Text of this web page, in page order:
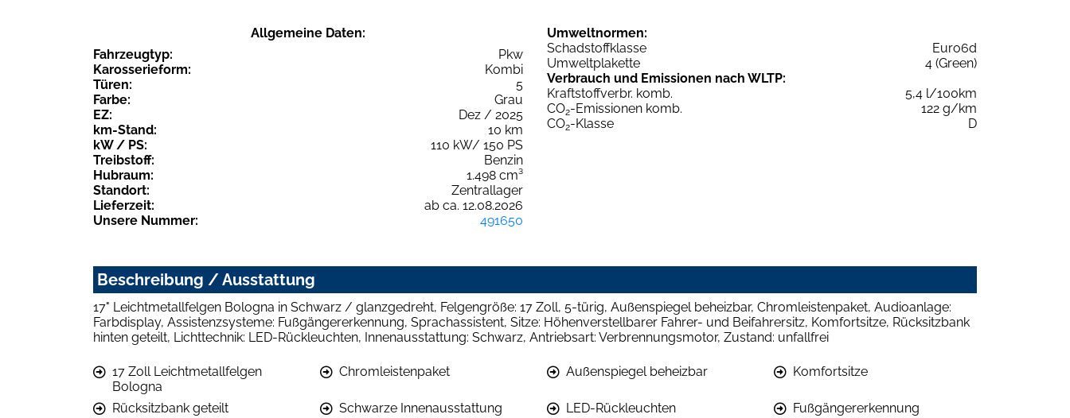
Allgemeine Daten:
Fahrzeugtyp:
Pkw
Karosserieform:
Kombi
Türen:
5
Farbe:
Grau
EZ:
Dez / 2025
km-Stand:
10 km
kW / PS:
110 kW/ 150 PS
Treibstoff:
Benzin
Hubraum:
1.498 cm³
Standort:
Zentrallager
Lieferzeit:
ab ca. 12.08.2026
Unsere Nummer:
491650
Umweltnormen:
Schadstoffklasse
Euro6d
Umweltplakette
4 (Green)
Verbrauch und Emissionen nach WLTP:
Kraftstoffverbr. komb.
5,4 l/100km
CO2-Emissionen komb.
122 g/km
CO2-Klasse D
Beschreibung / Ausstattung
17" Leichtmetallfelgen Bologna in Schwarz / glanzgedreht, Felgengröße: 17 Zoll, 5-türig, Außenspiegel beheizbar, Chromleistenpaket, Audioanlage:
Farbdisplay, Assistenzsysteme: Fußgängererkennung, Sprachassistent, Sitze: Höhenverstellbarer Fahrer- und Beifahrersitz, Komfortsitze, Rücksitzbank
hinten geteilt, Lichttechnik: LED-Rückleuchten, Innenausstattung: Schwarz, Antriebsart: Verbrennungsmotor, Zustand: unfallfrei
17 Zoll Leichtmetallfelgen
Bologna
Chromleistenpaket Außenspiegel beheizbar Komfortsitze
Rücksitzbank geteilt Schwarze Innenausstattung LED-Rückleuchten
Fußgängererkennung